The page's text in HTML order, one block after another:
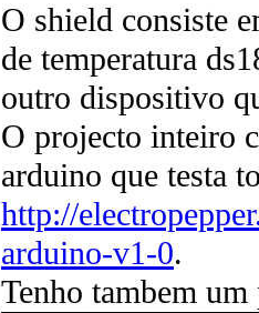
O shield consiste
de temperatura
outro dispositivo
O projecto inteiro
arduino que testa
http://
arduino-v1-0.
Tenho tambem